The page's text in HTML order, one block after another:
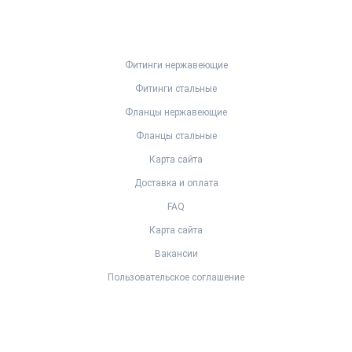
Фитинги нержавеющие
Фитинги стальные
Фланцы нержавеющие
Фланцы стальные
Карта сайта
Доставка и оплата
FAQ
Карта сайта
Вакансии
Пользовательское соглашение